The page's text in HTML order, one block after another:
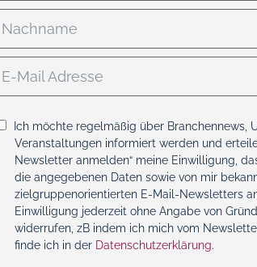
Ich möchte regelmäßig über Branchennews,
Veranstaltungen informiert werden und
Newsletter anmelden“ meine Einwilligung,
die angegebenen Daten sowie von mir
zielgruppenorientierten E-Mail-Newsletters
Einwilligung jederzeit ohne Angabe von
widerrufen, zB indem ich mich vom
finde ich in der Datenschutzerklärung.